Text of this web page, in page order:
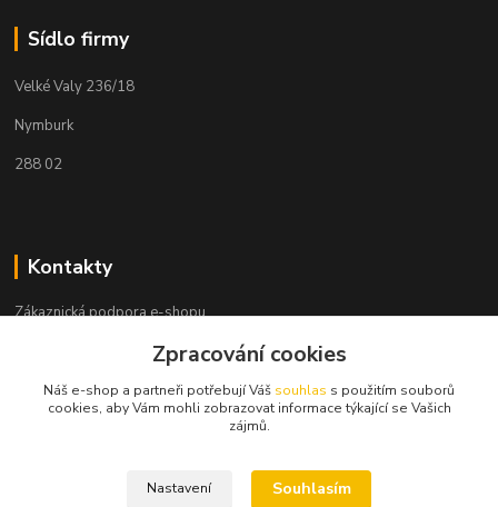
Sídlo firmy
Velké Valy 236/18
Nymburk
288 02
Kontakty
Zákaznická podpora e-shopu
info@elektronymburk.cz
Zpracování cookies
Náš e-shop a partneři potřebují Váš souhlas s použitím souborů
cookies, aby Vám mohli zobrazovat informace týkající se Vašich
zájmů.
Nastavení Souhlasím